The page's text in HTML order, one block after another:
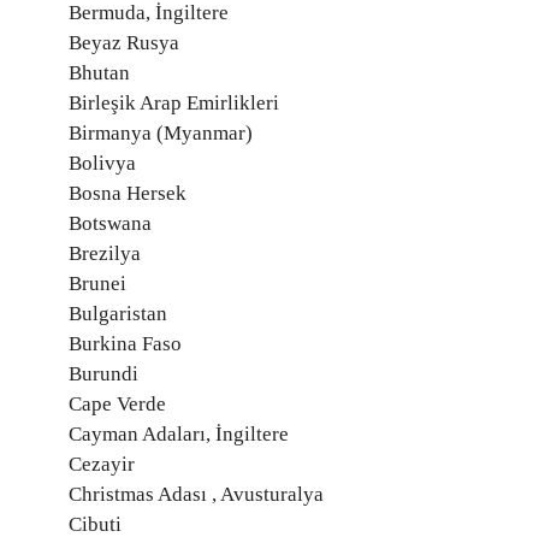
Bermuda, İngiltere
Beyaz Rusya
Bhutan
Birleşik Arap Emirlikleri
Birmanya (Myanmar)
Bolivya
Bosna Hersek
Botswana
Brezilya
Brunei
Bulgaristan
Burkina Faso
Burundi
Cape Verde
Cayman Adaları, İngiltere
Cezayir
Christmas Adası , Avusturalya
Cibuti